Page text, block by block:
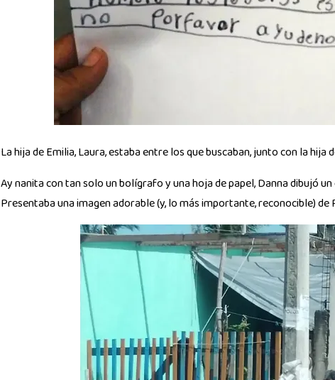
La hija de Emilia, Laura, estaba entre los que buscaban, junto con la hija
Ay nanita con tan solo un bolígrafo y una hoja de papel, Danna dibujó un
Presentaba una imagen adorable (y, lo más importante, reconocible) de